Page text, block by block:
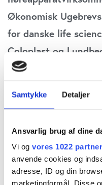
Samtykke Detaljer
Ansvarlig brug af dine
Vi og vores 1022
anvende cookies og
adresse, ID og din
marketingformål. Disse
Økonomisk
for danske life
Coloplast og
mens prominente
listen. Generelt er
end det øvrige
redaktør Claus
overblik over 20